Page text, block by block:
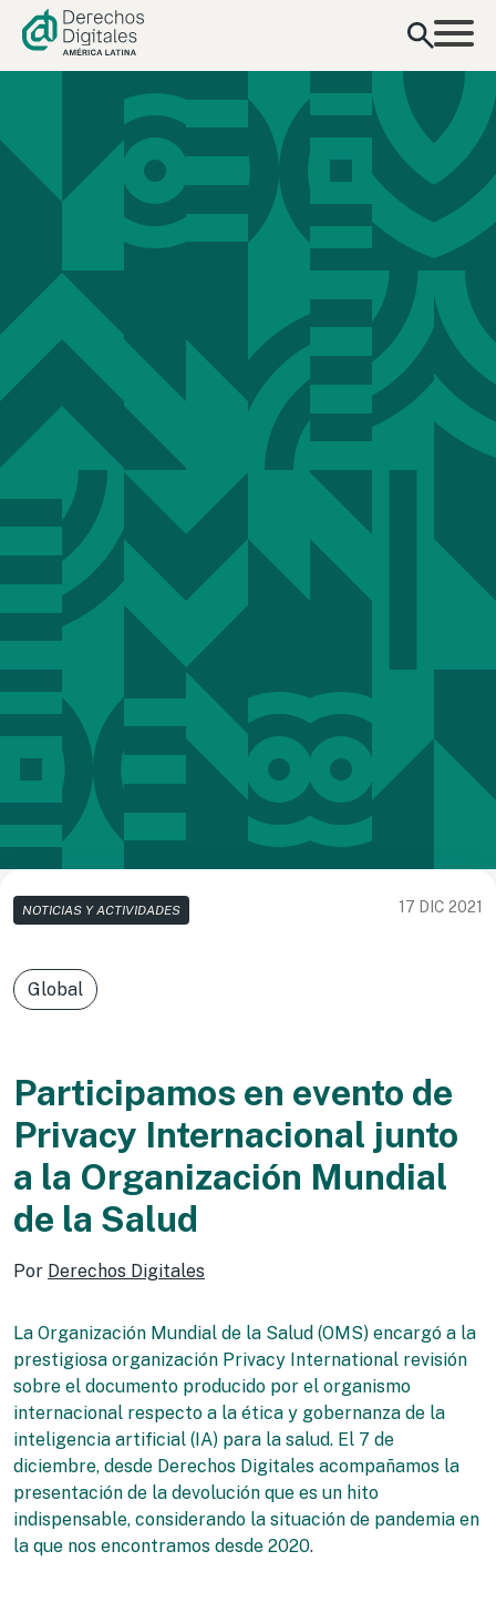
contenido
NOTICIAS Y ACTIVIDADES 17 DIC 2021
Global
Participamos en evento de
Privacy Internacional junto
a la Organización Mundial
de la Salud
Por Derechos Digitales
La Organización Mundial de la Salud (OMS) encargó a la
prestigiosa organización Privacy International revisión
sobre el documento producido por el organismo
internacional respecto a la ética y gobernanza de la
inteligencia artificial (IA) para la salud. El 7 de
diciembre, desde Derechos Digitales acompañamos la
presentación de la devolución que es un hito
indispensable, considerando la situación de pandemia en
la que nos encontramos desde 2020.